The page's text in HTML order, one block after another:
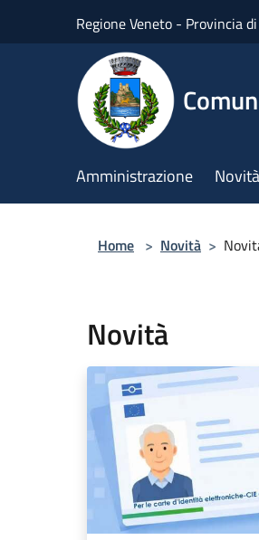
Regione Veneto - Provincia
Amministrazione Novità
Home > Novità >
Novità